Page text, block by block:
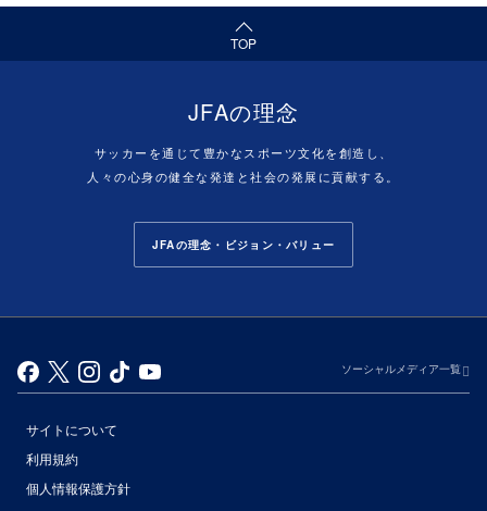
TOP
（ページの先頭へ）
JFAの理念
サッカーを通じて豊かなスポーツ文化を創造し、
人々の心身の健全な発達と社会の発展に貢献する。
JFAの理念・ビジョン・バリュー
ソーシャルメディア一覧
サイトについて
利用規約
個人情報保護方針